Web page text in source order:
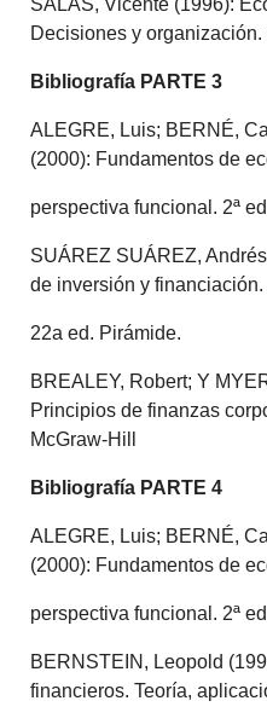
Decisiones y organización.
Bibliografía PARTE 3
ALEGRE, Luis; BERNÉ,
(2000): Fundamentos de
perspectiva funcional. 2ª
SUÁREZ SUÁREZ,
de inversión y financiación.
22a ed. Pirámide.
BREALEY, Robert; Y
Principios de finanzas
McGraw-Hill
Bibliografía PARTE 4
ALEGRE, Luis; BERNÉ,
(2000): Fundamentos de
perspectiva funcional. 2ª
BERNSTEIN, Leopold
financieros. Teoría,